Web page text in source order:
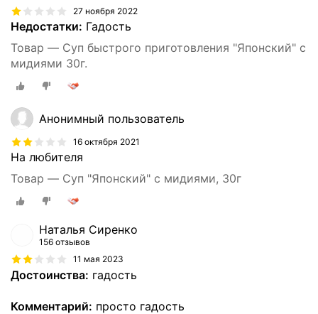
27 ноября 2022
Недостатки: Гадость
Товар — Суп быстрого приготовления "Японский" с
мидиями 30г.
Анонимный пользователь
16 октября 2021
На любителя
Товар — Суп "Японский" с мидиями, 30г
Наталья Сиренко
156 отзывов
11 мая 2023
Достоинства: гадость
Комментарий: просто гадость